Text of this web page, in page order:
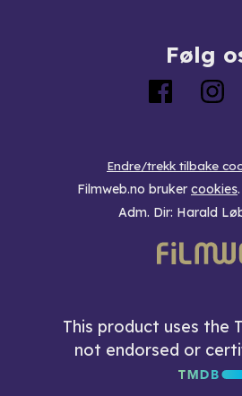
Følg
Endre/trekk tilbake
Filmweb.no bruker cookies.
Adm. Dir: Harald
This product uses the
not endorsed or